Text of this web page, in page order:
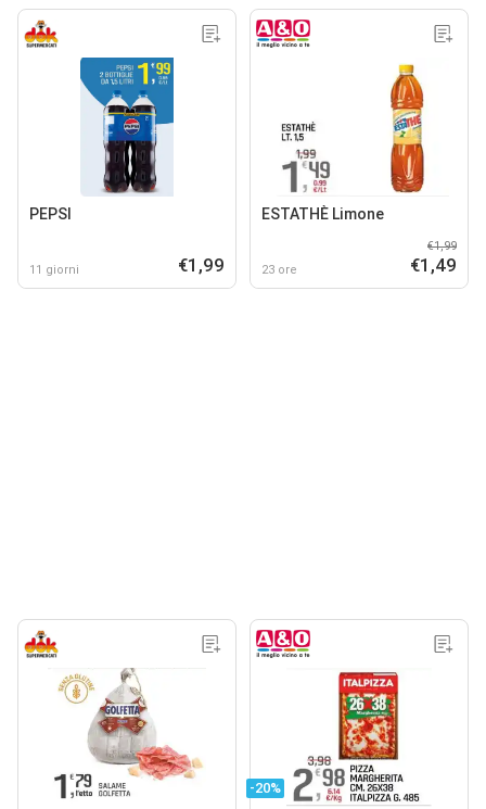
PEPSI
11 giorni €1,99
ESTATHÈ Limone
23 ore
€1,99
€1,49
-20%